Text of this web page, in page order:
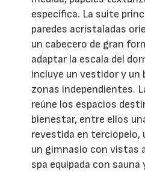
específica. La suite
paredes acristaladas
un cabecero de gran
adaptar la escala del
incluye un vestidor y un
zonas independientes.
reúne los espacios
bienestar, entre ellos
revestida en terciopelo,
un gimnasio con vistas
spa equipada con sauna